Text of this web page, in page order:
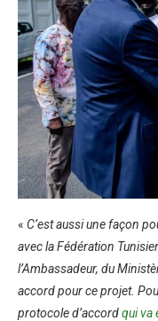
« C’est aussi une façon
avec la Fédération
l’Ambassadeur, du
accord pour ce projet.
protocole d’accordqui va